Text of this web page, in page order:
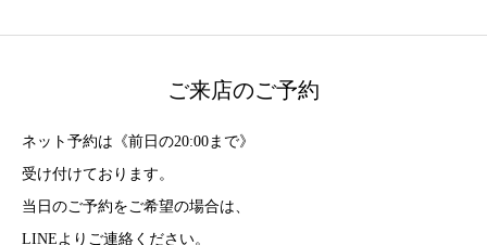
ご来店のご予約
ネット予約は《前日の20:00まで》
受け付けております。
当日のご予約をご希望の場合は、
LINEよりご連絡ください。